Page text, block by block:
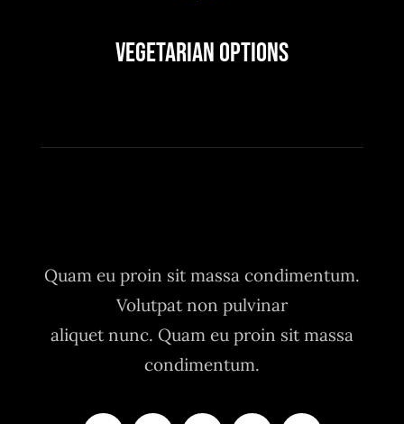
Vegetarian Options
Quam eu proin sit massa condimentum.
Volutpat non pulvinar
aliquet nunc. Quam eu proin sit massa
condimentum.